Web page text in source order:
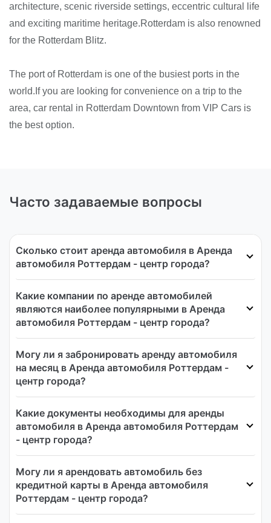
architecture, scenic riverside settings, eccentric cultural life
and exciting maritime heritage.Rotterdam is also renowned
for the Rotterdam Blitz.
The port of Rotterdam is one of the busiest ports in the
world.If you are looking for convenience on a trip to the
area, car rental in Rotterdam Downtown from VIP Cars is
the best option.
Часто задаваемые вопросы
Сколько стоит аренда автомобиля в Аренда
автомобиля Роттердам - центр города?
Какие компании по аренде автомобилей
являются наиболее популярными в Аренда
автомобиля Роттердам - центр города?
Могу ли я забронировать аренду автомобиля
на месяц в Аренда автомобиля Роттердам -
центр города?
Какие документы необходимы для аренды
автомобиля в Аренда автомобиля Роттердам
- центр города?
Могу ли я арендовать автомобиль без
кредитной карты в Аренда автомобиля
Роттердам - центр города?